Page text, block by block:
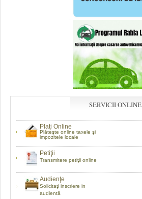
SERVICII ONLINE
Plaţi Online
Plăteşte online taxele şi
impozitele locale
Petiţii
Transmitere petiţii online
Audienţe
Solicitaţi inscriere in
audientă